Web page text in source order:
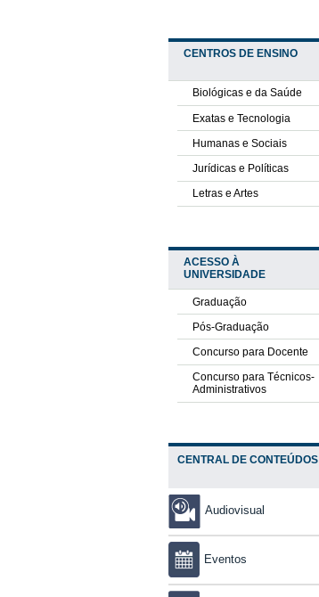
CENTROS DE ENSINO
Biológicas e da Saúde
Exatas e Tecnologia
Humanas e Sociais
Jurídicas e Políticas
Letras e Artes
ACESSO À
UNIVERSIDADE
Graduação
Pós-Graduação
Concurso para Docente
Concurso para Técnicos-
Administrativos
CENTRAL DE CONTEÚDOS
Audiovisual
Eventos